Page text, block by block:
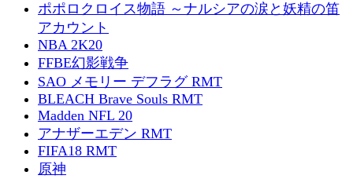
ポポロクロイス物語 ～ナルシアの涙と妖精の笛
アカウント
NBA 2K20
FFBE幻影戦争
SAO メモリー デフラグ RMT
BLEACH Brave Souls RMT
Madden NFL 20
アナザーエデン RMT
FIFA18 RMT
原神